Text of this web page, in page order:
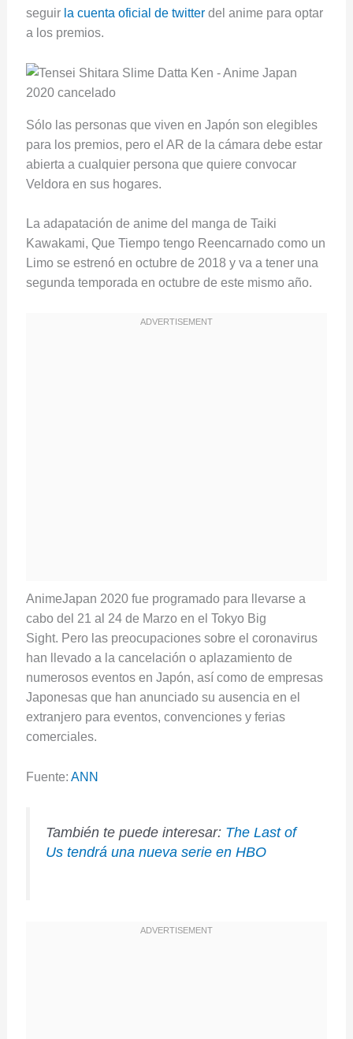
seguir la cuenta oficial de twitterdel anime para optar
a los premios.
Sólo las personas que viven en Japón son elegibles
para los premios, pero el AR de la cámara debe estar
abierta a cualquier persona que quiere convocar
Veldora en sus hogares.
La adapatación de anime del manga de Taiki
Kawakami, Que Tiempo tengo Reencarnado como un
Limo se estrenó en octubre de 2018 y va a tener una
segunda temporada en octubre de este mismo año.
AnimeJapan 2020 fue programado para llevarse a
cabo del 21 al 24 de Marzo en el Tokyo Big
Sight. Pero las preocupaciones sobre el coronavirus
han llevado a la cancelación o aplazamiento de
numerosos eventos en Japón, así como de empresas
Japonesas que han anunciado su ausencia en el
extranjero para eventos, convenciones y ferias
comerciales.
Fuente: ANN
También te puede interesar: The Last of
Us tendrá una nueva serie en HBO